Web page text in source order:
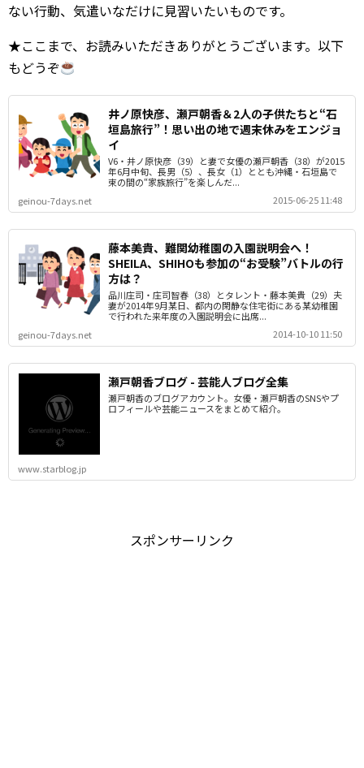
ない行動、気遣いなだけに見習いたいものです。
★ここまで、お読みいただきありがとうございます。以下
もどうぞ
井ノ原快彦、瀬戸朝香＆2人の子供たちと“石
垣島旅行”！思い出の地で週末休みをエンジョ
イ
V6・井ノ原快彦（39）と妻で女優の瀬戸朝香（38）が2015
年6月中旬、長男（5）、長女（1）ととも沖縄・石垣島で
束の間の“家族旅行”を楽しんだ...
geinou-7days.net
2015-06-25 11:48
藤本美貴、難関幼稚園の入園説明会へ！
SHEILA、SHIHOも参加の“お受験”バトルの行
方は？
品川庄司・庄司智春（38）とタレント・藤本美貴（29）夫
妻が2014年9月某日、都内の閑静な住宅街にある某幼稚園
で行われた来年度の入園説明会に出席...
geinou-7days.net
2014-10-10 11:50
瀬戸朝香ブログ - 芸能人ブログ全集
瀬戸朝香のブログアカウント。女優・瀬戸朝香のSNSやプ
ロフィールや芸能ニュースをまとめて紹介。
www.starblog.jp
スポンサーリンク